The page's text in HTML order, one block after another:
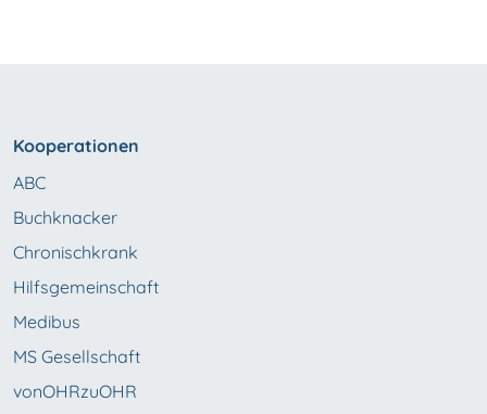
Kooperationen
ABC
Buchknacker
Chronischkrank
Hilfsgemeinschaft
Medibus
MS Gesellschaft
vonOHRzuOHR